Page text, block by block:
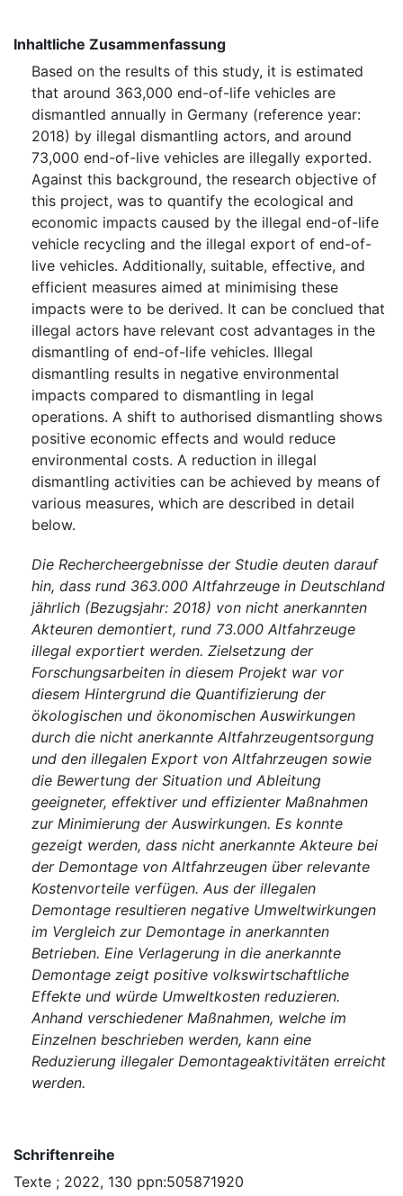
Inhaltliche Zusammenfassung
Based on the results of this study, it is estimated
that around 363,000 end-of-life vehicles are
dismantled annually in Germany (reference year:
2018) by illegal dismantling actors, and around
73,000 end-of-live vehicles are illegally exported.
Against this background, the research objective of
this project, was to quantify the ecological and
economic impacts caused by the illegal end-of-life
vehicle recycling and the illegal export of end-of-
live vehicles. Additionally, suitable, effective, and
efficient measures aimed at minimising these
impacts were to be derived. It can be conclued that
illegal actors have relevant cost advantages in the
dismantling of end-of-life vehicles. Illegal
dismantling results in negative environmental
impacts compared to dismantling in legal
operations. A shift to authorised dismantling shows
positive economic effects and would reduce
environmental costs. A reduction in illegal
dismantling activities can be achieved by means of
various measures, which are described in detail
below.
Die Rechercheergebnisse der Studie deuten darauf
hin, dass rund 363.000 Altfahrzeuge in Deutschland
jährlich (Bezugsjahr: 2018) von nicht anerkannten
Akteuren demontiert, rund 73.000 Altfahrzeuge
illegal exportiert werden. Zielsetzung der
Forschungsarbeiten in diesem Projekt war vor
diesem Hintergrund die Quantifizierung der
ökologischen und ökonomischen Auswirkungen
durch die nicht anerkannte Altfahrzeugentsorgung
und den illegalen Export von Altfahrzeugen sowie
die Bewertung der Situation und Ableitung
geeigneter, effektiver und effizienter Maßnahmen
zur Minimierung der Auswirkungen. Es konnte
gezeigt werden, dass nicht anerkannte Akteure bei
der Demontage von Altfahrzeugen über relevante
Kostenvorteile verfügen. Aus der illegalen
Demontage resultieren negative Umweltwirkungen
im Vergleich zur Demontage in anerkannten
Betrieben. Eine Verlagerung in die anerkannte
Demontage zeigt positive volkswirtschaftliche
Effekte und würde Umweltkosten reduzieren.
Anhand verschiedener Maßnahmen, welche im
Einzelnen beschrieben werden, kann eine
Reduzierung illegaler Demontageaktivitäten erreicht
werden.
Schriftenreihe
Texte ; 2022, 130 ppn:505871920